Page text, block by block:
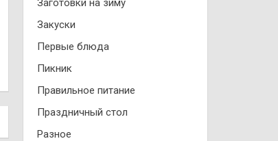
Заготовки на зиму
Закуски
Первые блюда
Пикник
Правильное питание
Праздничный стол
Разное